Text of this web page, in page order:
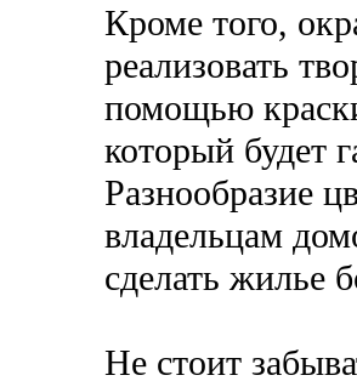
Кроме того,
реализовать
помощью
который будет
Разнообразие
владельцам
сделать жилье
Не стоит